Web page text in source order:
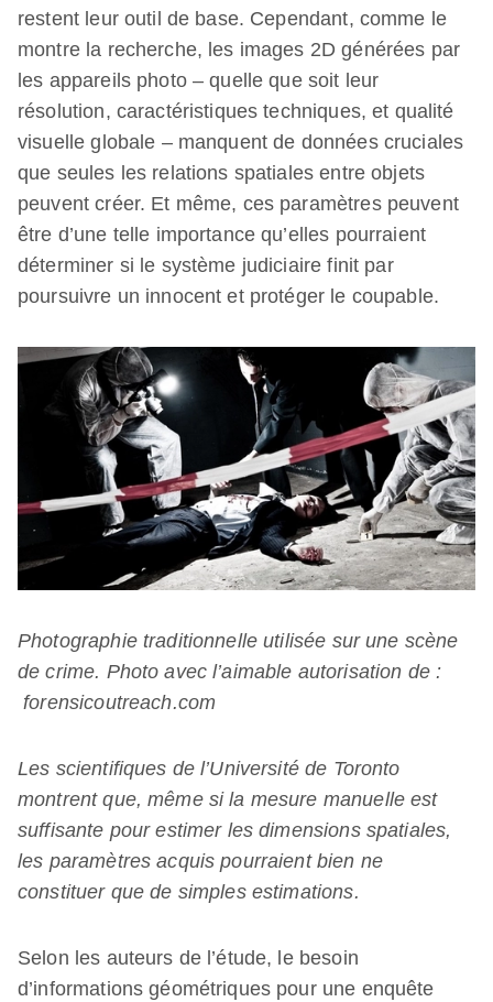
restent leur outil de base. Cependant, comme le
montre la recherche, les images 2D générées par
les appareils photo – quelle que soit leur
résolution, caractéristiques techniques, et qualité
visuelle globale – manquent de données cruciales
que seules les relations spatiales entre objets
peuvent créer. Et même, ces paramètres peuvent
être d’une telle importance qu’elles pourraient
déterminer si le système judiciaire finit par
poursuivre un innocent et protéger le coupable.
Photographie traditionnelle utilisée sur une scène
de crime. Photo avec l’aimable autorisation de :
forensicoutreach.com
Les scientifiques de l’Université de Toronto
montrent que, même si la mesure manuelle est
suffisante pour estimer les dimensions spatiales,
les paramètres acquis pourraient bien ne
constituer que de simples estimations.
Selon les auteurs de l’étude, le besoin
d’informations géométriques pour une enquête